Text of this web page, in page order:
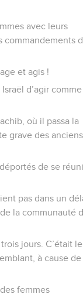
avec leurs
commandements
et agis !
d’agir
où il passa la
grave des anciens
de se
pas dans un
la communauté
jours. C’était le
à cause de
femmes